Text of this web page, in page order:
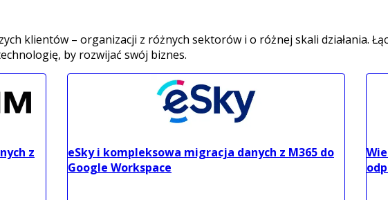
klientów – organizacji z różnych sektorów i o różnej skali działania.
by rozwijać swój biznes.
z
eSky i kompleksowa migracja danych z M365 do
Google Workspace